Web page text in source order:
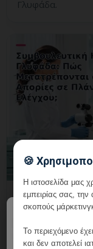
Γλυφάδα.
Ελέγχου;
🍪
Η ιστοσελίδα μας
εμπειρίας σας, την
σκοπούς
Το περιεχόμενο
και δεν αποτελεί